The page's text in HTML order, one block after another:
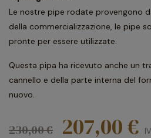
Le nostre pipe rodate provengono
della commercializzazione, le pipe
pronte per essere utilizzate.
Questa pipa ha ricevuto anche un
cannello e della parte interna del
nuovo.
230,00 € 207,00 €